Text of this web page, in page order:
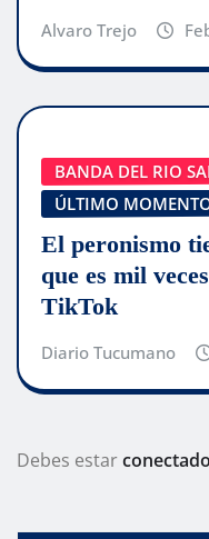
Alvaro Trejo
BANDA DEL RIO
ÚLTIMO
El peronismo
que es mil
TikTok
Diario Tucumano
Debes estarconectado